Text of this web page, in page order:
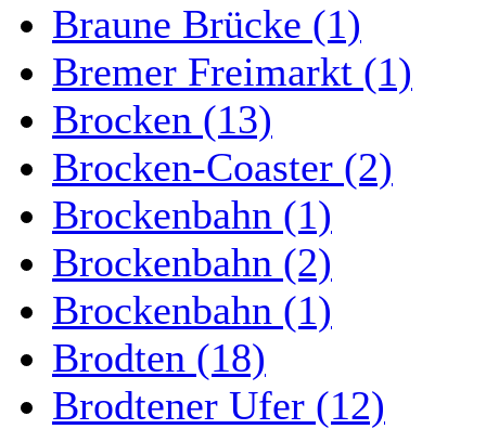
Braune Brücke (1)
Bremer Freimarkt (1)
Brocken (13)
Brocken-Coaster (2)
Brockenbahn (1)
Brockenbahn (2)
Brockenbahn (1)
Brodten (18)
Brodtener Ufer (12)